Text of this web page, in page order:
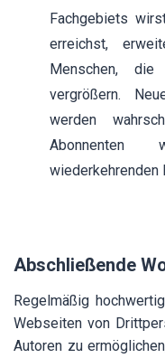
Fachgebiets
erreichst,
Menschen,
vergrößern.
werden
Abonnenten
wiederkehrenden
Abschließende
Regelmäßig
Webseiten von
Autoren zu